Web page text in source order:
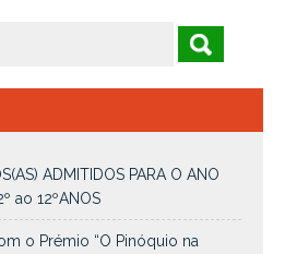
ADMITIDOS PARA O ANO
ao 12ºANOS
o Prémio “O Pinóquio na